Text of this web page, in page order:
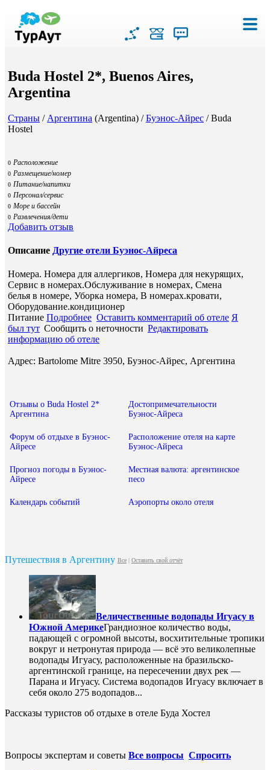
Buda Hostel 2*, Buenos Aires,
Argentina
Страны / Аргентина (Argentina) /Буэнос-Айрес / Buda
Hostel
0 Расположение
0 Размещение/номер
0 Питание/напитки
0 Персонал/сервис
0 Море и бассейн
0 Развлечения/дети
Добавить отзыв
Описание Другие отели Буэнос-Айреса
Номера. Номера для аллергиков, Номера для некурящих,
Сервис в номерах.Обслуживание в номерах, Смена
белья в номере, Уборка номера, В номерах.кровати,
Оборудование.кондиционер
Питание Подробнее Оставить комментарий об отеле Я
был тут Сообщить о неточности Редактировать
информацию об отеле
Адрес: Bartolome Mitre 3950, Буэнос-Айрес, Аргентина
Отзывы о Buda Hostel 2*
Аргентина
Достопримечательности
Буэнос-Айреса
Форум об отдыхе в Буэнос-
Айресе
Расположение отеля на карте
Буэнос-Айреса
Прогноз погоды в Буэнос-
Айресе
Местная валюта: аргентинское
песо
Календарь событий Аэропорты около отеля
Путешествия в Аргентину Все | Оставить свой отчёт
Величественные водопады Игуасу в
Южной АмерикеГрандиозное количество воды,
падающей с огромной высоты, восхитительные тропики
вокруг и нетронутая природа — всё это великолепные
водопады Игуасу, расположенные на бразильско-
аргентинской границе, на пересечении двух рек —
Парана и Игуасу. Система водопадов Игуасу включает в
себя около 275 водопадов...
Рассказы туристов об отдыхе в отеле Буда Хостел
Вопросы экспертам и советы Все вопросы Спросить